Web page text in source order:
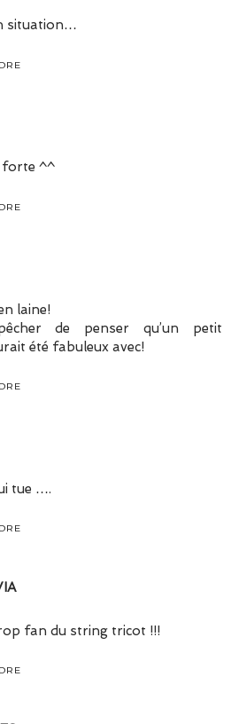
situation…
forte ^^
laine!
de penser qu’un petit
été fabuleux avec!
tue ….
fan du string tricot !!!